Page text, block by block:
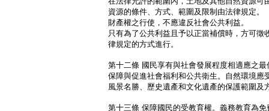
資源的條件、方式、範圍及限制由法律規定。
財產權之行使，不應違反社會公共利益。
只有為了公共利益且予以正當補償時，方可徵
律規定的方式進行。
第十二條 國民享有與社會發展程度相適應之
保障與促進社會福利和公共衛生。自然環境應
風景名勝、歷史遺產和文化遺產的保護範圍及
第十三條 保障國民的受教育權。義務教育為免